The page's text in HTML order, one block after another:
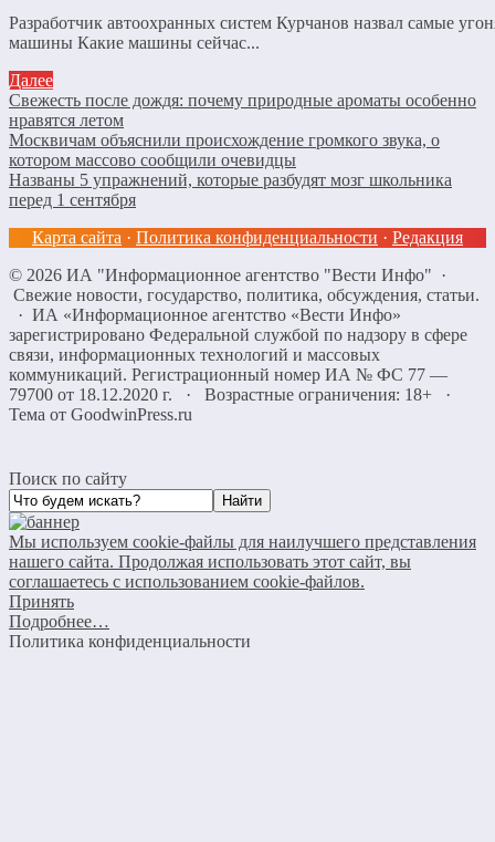
Разработчик автоохранных систем Курчанов назвал самые
машины Какие машины сейчас...
Далее
Свежесть после дождя: почему природные ароматы особенно
нравятся летом
Москвичам объяснили происхождение громкого звука, о
котором массово сообщили очевидцы
Названы 5 упражнений, которые разбудят мозг школьника
перед 1 сентября
Карта сайта · Политика конфиденциальности · Редакция
© 2026 ИА "Информационное агентство "Вести Инфо" ·
Свежие новости, государство, политика, обсуждения, статьи.
· ИА «Информационное агентство «Вести Инфо»
зарегистрировано Федеральной службой по надзору в сфере
связи, информационных технологий и массовых
коммуникаций. Регистрационный номер ИА № ФС 77 —
79700 от 18.12.2020 г. · Возрастные ограничения: 18+
·
Тема от GoodwinPress.ru
Поиск по сайту
Мы используем cookie-файлы для наилучшего представления
нашего сайта. Продолжая использовать этот сайт, вы
соглашаетесь с использованием cookie-файлов.
Принять
Подробнее…
Политика конфиденциальности